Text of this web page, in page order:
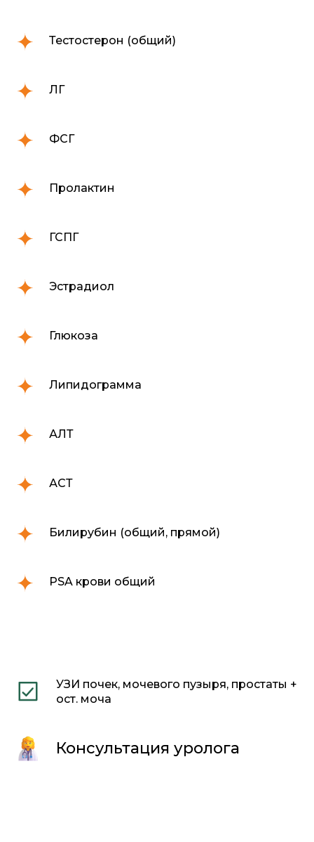
Тестостерон (общий)
ЛГ
ФСГ
Пролактин
ГСПГ
Эстрадиол
Глюкоза
Липидограмма
АЛТ
АСТ
Билирубин (общий, прямой)
PSA крови общий
УЗИ почек, мочевого пузыря, простаты +
ост. моча
Консультация уролога